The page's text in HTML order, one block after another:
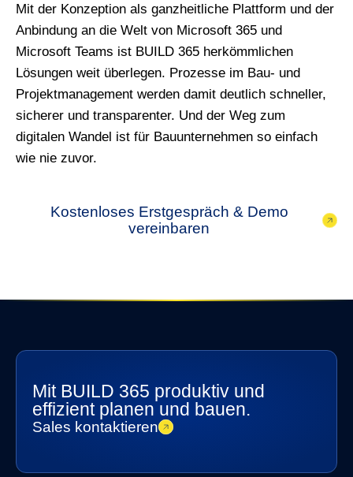
Mit der Konzeption als ganzheitliche Plattform und der
Anbindung an die Welt von Microsoft 365 und
Microsoft Teams ist BUILD 365 herkömmlichen
Lösungen weit überlegen. Prozesse im Bau- und
Projektmanagement werden damit deutlich schneller,
sicherer und transparenter. Und der Weg zum
digitalen Wandel ist für Bauunternehmen so einfach
wie nie zuvor.
Kostenloses Erstgespräch & Demo
vereinbaren
Mit BUILD 365 produktiv und
effizient planen und bauen.
Sales kontaktieren